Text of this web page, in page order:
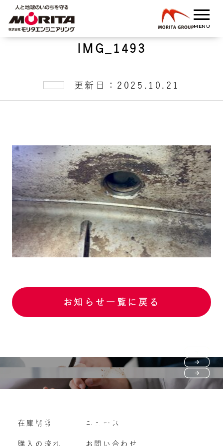
IMG_1493
更新日：2025.10.21
お知らせ一覧に戻る
購入の流れ
よくいただくご質問
Vehicle purchase
車両買い取り
在庫情報
購入の流れ
ニュース
お問い合わせ